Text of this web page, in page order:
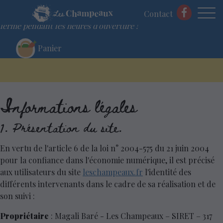
Commandez votre panier en ligne et venez le chercher à la
ferme pendant les heures d'ouverture !
Panier
content
Contact
Informations légales
1. Présentation du site.
En vertu de l'article 6 de la loi n° 2004-575 du 21 juin 2004
pour la confiance dans l'économie numérique, il est précisé
aux utilisateurs du site leschampeaux.fr l'identité des
différents intervenants dans le cadre de sa réalisation et de
son suivi :
Propriétaire : Magali Baré - Les Champeaux – SIRET – 317